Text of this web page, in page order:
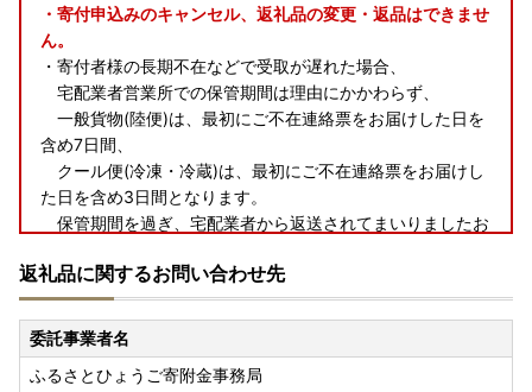
・寄付申込みのキャンセル、返礼品の変更・返品はできませ
ん。
・寄付者様の長期不在などで受取が遅れた場合、
宅配業者営業所での保管期間は理由にかかわらず、
一般貨物(陸便)は、最初にご不在連絡票をお届けした日を
含め7日間、
クール便(冷凍・冷蔵)は、最初にご不在連絡票をお届けし
た日を含め3日間となります。
保管期間を過ぎ、宅配業者から返送されてまいりましたお
再発送いたしかねますので、期間内に必ずお受け取りくだ
さいますようお願いいたします。
※ご注意事項※
兵庫県内に住民票登録がある方は、返礼品をお送りすること
返礼品に関するお問い合わせ先
委託事業者名
ふるさとひょうご寄附金事務局